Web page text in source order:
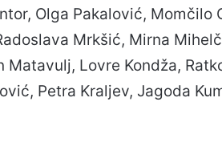
Olga Pakalović, Momčilo
Mrkšić, Mirna
Lovre Kondža,
Petra Kraljev, Jagoda